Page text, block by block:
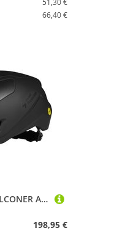
51,30 €
66,40 €
Sweet Protection FALCONER AERO 2VI MIPS Fahrradhelm
198,95 €